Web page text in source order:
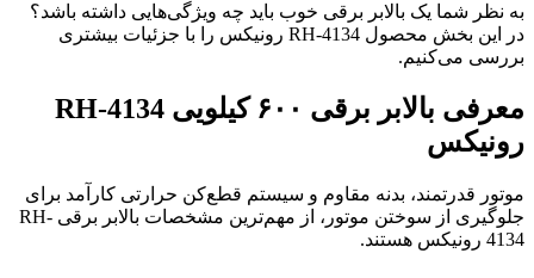
به نظر شما یک بالابر برقی خوب باید چه ویژگی‌هایی داشته باشد؟
در این بخش محصول RH-4134 رونیکس را با جزئیات بیشتری
بررسی می‌کنیم.
معرفی بالابر برقی ۶۰۰ کیلویی RH-4134
رونیکس
موتور قدرتمند، بدنه مقاوم و سیستم قطع‌کن حرارتی کارآمد برای
جلوگیری از سوختن موتور، از مهم‌ترین مشخصات بالابر برقی RH-
4134 رونیکس هستند.